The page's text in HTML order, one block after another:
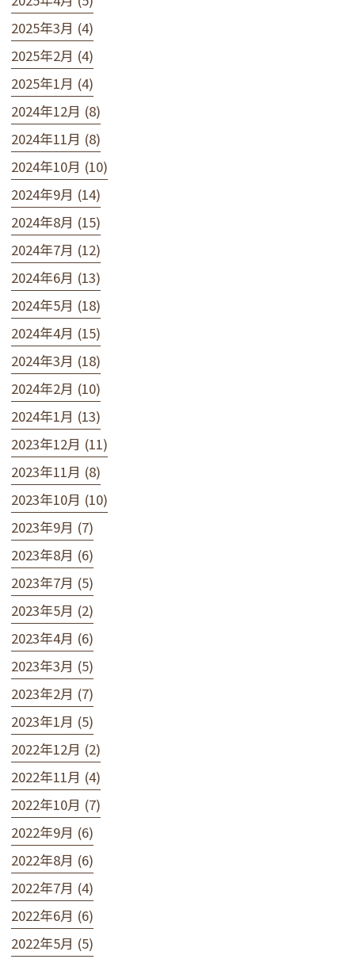
2025年3月 (4)
2025年2月 (4)
2025年1月 (4)
2024年12月 (8)
2024年11月 (8)
2024年10月 (10)
2024年9月 (14)
2024年8月 (15)
2024年7月 (12)
2024年6月 (13)
2024年5月 (18)
2024年4月 (15)
2024年3月 (18)
2024年2月 (10)
2024年1月 (13)
2023年12月 (11)
2023年11月 (8)
2023年10月 (10)
2023年9月 (7)
2023年8月 (6)
2023年7月 (5)
2023年5月 (2)
2023年4月 (6)
2023年3月 (5)
2023年2月 (7)
2023年1月 (5)
2022年12月 (2)
2022年11月 (4)
2022年10月 (7)
2022年9月 (6)
2022年8月 (6)
2022年7月 (4)
2022年6月 (6)
2022年5月 (5)